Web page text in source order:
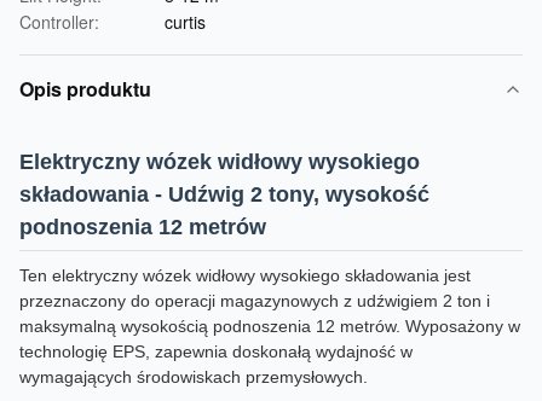
Controller:
curtis
Opis produktu
Elektryczny wózek widłowy wysokiego
składowania - Udźwig 2 tony, wysokość
podnoszenia 12 metrów
Ten elektryczny wózek widłowy wysokiego składowania jest
przeznaczony do operacji magazynowych z udźwigiem 2 ton i
maksymalną wysokością podnoszenia 12 metrów. Wyposażony w
technologię EPS, zapewnia doskonałą wydajność w
wymagających środowiskach przemysłowych.